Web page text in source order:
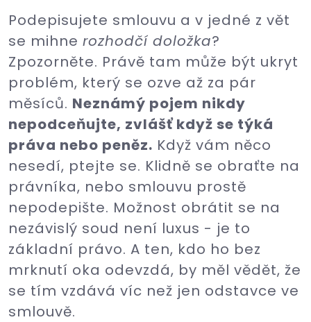
Podepisujete smlouvu a v jedné z vět
se mihne rozhodčí doložka?
Zpozorněte. Právě tam může být ukryt
problém, který se ozve až za pár
měsíců. Neznámý pojem nikdy
nepodceňujte, zvlášť když se týká
práva nebo peněz. Když vám něco
nesedí, ptejte se. Klidně se obraťte na
právníka, nebo smlouvu prostě
nepodepište. Možnost obrátit se na
nezávislý soud není luxus - je to
základní právo. A ten, kdo ho bez
mrknutí oka odevzdá, by měl vědět, že
se tím vzdává víc než jen odstavce ve
smlouvě.